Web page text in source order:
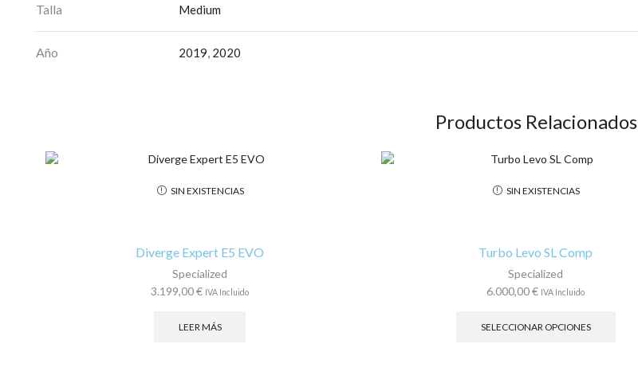
Talla Medium
Año 2019, 2020
Productos Relacionados
SIN EXISTENCIAS
Diverge Expert E5 EVO
Specialized
3.199,00€ IVA Incluido
LEER MÁS
SIN EXISTENCIAS
Turbo Levo SL Comp
Specialized
6.000,00€ IVA Incluido
SELECCIONAR OPCIONES